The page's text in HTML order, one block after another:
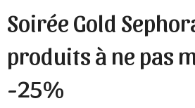
Soirée Gold
produits à ne pas
-25%